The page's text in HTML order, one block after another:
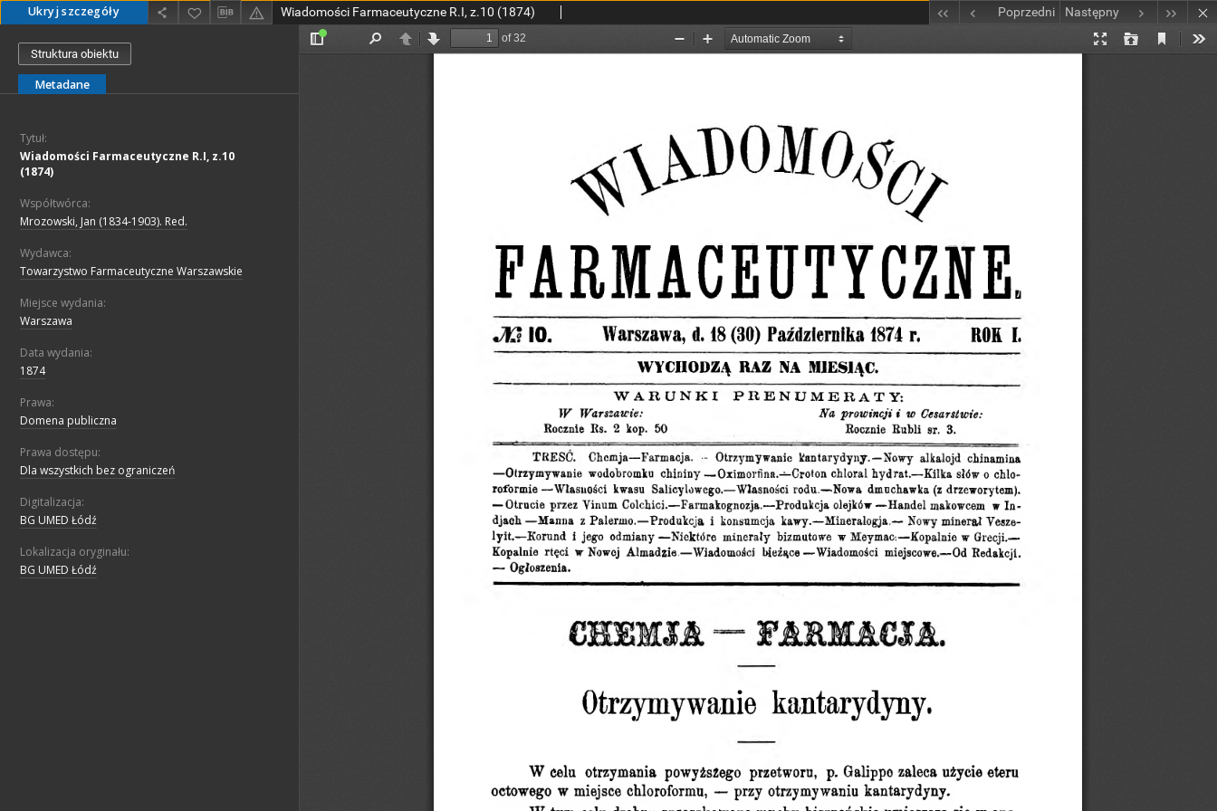
Ukryj szczegóły Wiadomości Farmaceutyczne R.I, z.10 (1874) Poprzedni Następny
Struktura obiektu
Metadane
Tytuł:
Wiadomości Farmaceutyczne R.I, z.10
(1874)
Współtwórca:
Mrozowski, Jan (1834-1903). Red.
Wydawca:
Towarzystwo Farmaceutyczne Warszawskie
Miejsce wydania:
Warszawa
Data wydania:
1874
Prawa:
Domena publiczna
Prawa dostępu:
Dla wszystkich bez ograniczeń
Digitalizacja:
BG UMED Łódź
Lokalizacja oryginału:
BG UMED Łódź